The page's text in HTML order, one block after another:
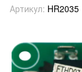
Артикул: HR2035